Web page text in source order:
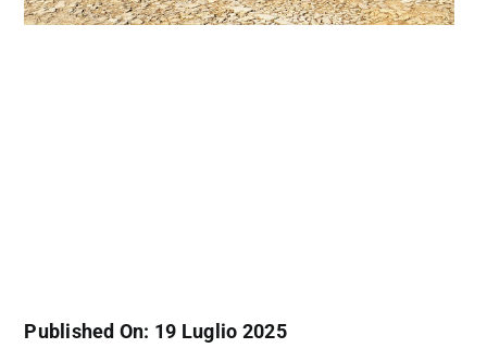
Published On: 19 Luglio 2025